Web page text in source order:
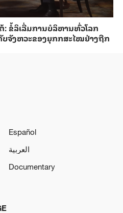
ຂໍ້​ລິ​ເລີ່ມການ​ບໍ​ລິ​ຫານ​ທົ່ວ​ໂລກ​
ຈັງ​ຫວະ​ຂອງ​ຍຸກກ​ສະ​ໄໝ​ຢ່າງ​ຖືກ​
Español
العربية
Documentary